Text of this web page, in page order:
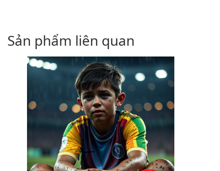
Sản phẩm liên quan